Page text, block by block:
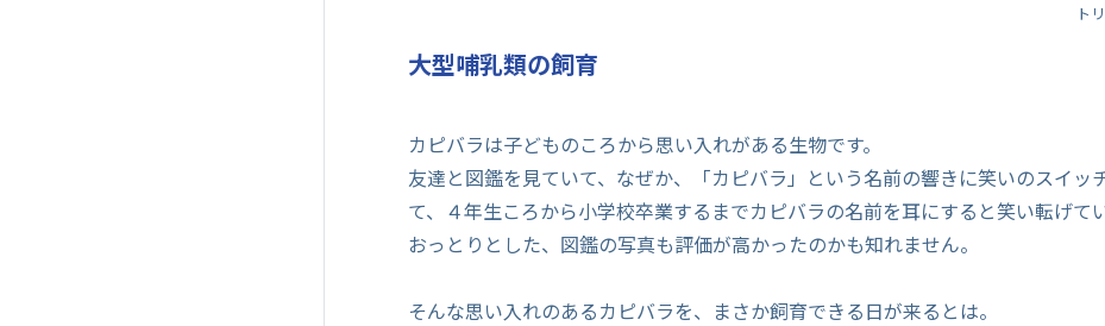
ト
大型哺乳類の飼育
カピバラは子どものころから思い入れがある生物です。
友達と図鑑を見ていて、なぜか、「カピバラ」という名前の響きに笑いのスイッ
て、４年生ころから小学校卒業するまでカピバラの名前を耳にすると笑い転げて
おっとりとした、図鑑の写真も評価が高かったのかも知れません。
そんな思い入れのあるカピバラを、まさか飼育できる日が来るとは。